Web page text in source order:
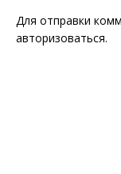
Для отправки
авторизоваться.